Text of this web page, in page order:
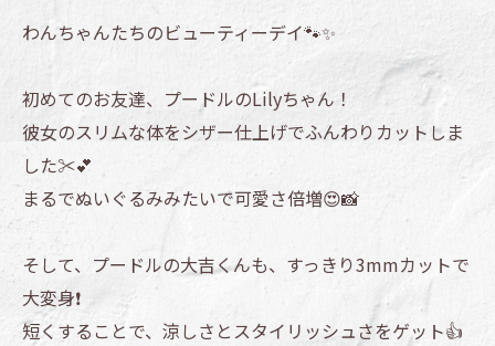
わんちゃんたちのビューティーデイ🐾✨
初めてのお友達、プードルのLilyちゃん！
彼女のスリムな体をシザー仕上げでふんわりカットしま
した✂️💕
まるでぬいぐるみみたいで可愛さ倍増😍📸
そして、プードルの大吉くんも、すっきり3mmカットで
大変身❗
短くすることで、涼しさとスタイリッシュさをゲット👍